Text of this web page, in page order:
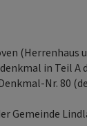
(Herrenhaus
in Teil A
Nr. 80
Gemeinde